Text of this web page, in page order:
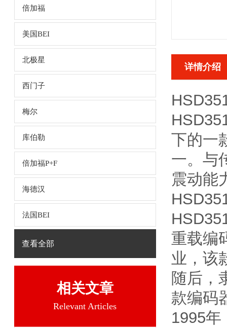
倍加福
美国BEI
北极星
西门子
梅尔
库伯勒
倍加福P+F
海德汉
法国BEI
查看全部
相关文章
Relevant Articles
详情介绍
下的一
一。与
震动能
重载编
业，该
随后，
款编码
1995年